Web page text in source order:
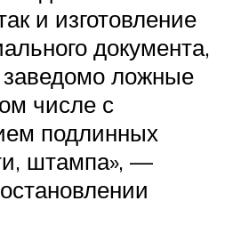
и изготовление
документа,
ложные
числе с
подлинных
штампа», —